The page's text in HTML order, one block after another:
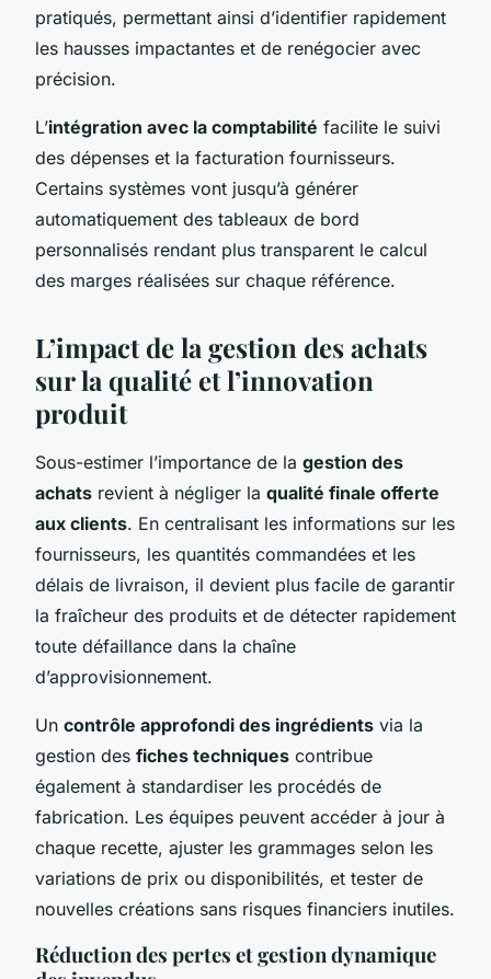
pratiqués, permettant ainsi d’identifier rapidement
les hausses impactantes et de renégocier avec
précision.
L’intégration avec la comptabilité facilite le suivi
des dépenses et la facturation fournisseurs.
Certains systèmes vont jusqu’à générer
automatiquement des tableaux de bord
personnalisés rendant plus transparent le calcul
des marges réalisées sur chaque référence.
L’impact de la gestion des achats
sur la qualité et l’innovation
produit
Sous-estimer l’importance de la gestion des
achats revient à négliger la qualité finale offerte
aux clients. En centralisant les informations sur les
fournisseurs, les quantités commandées et les
délais de livraison, il devient plus facile de garantir
la fraîcheur des produits et de détecter rapidement
toute défaillance dans la chaîne
d’approvisionnement.
Un contrôle approfondi des ingrédients via la
gestion des fiches techniques contribue
également à standardiser les procédés de
fabrication. Les équipes peuvent accéder à jour à
chaque recette, ajuster les grammages selon les
variations de prix ou disponibilités, et tester de
nouvelles créations sans risques financiers inutiles.
Réduction des pertes et gestion dynamique